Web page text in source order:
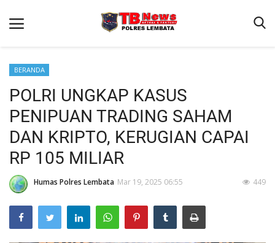
Beranda
Binkam
Terms & Conditions
Giat Ops
Reskrim
Polisi Kita
Lantas
BERANDA
POLRI UNGKAP KASUS
PENIPUAN TRADING SAHAM
DAN KRIPTO, KERUGIAN CAPAI
RP 105 MILIAR
Humas Polres Lembata Mar 19, 2025 06:55 449